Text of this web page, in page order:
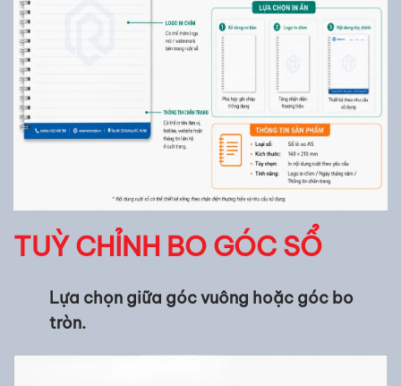
TUỲ CHỈNH BO GÓC SỔ
Lựa chọn giữa góc vuông hoặc góc bo
tròn.